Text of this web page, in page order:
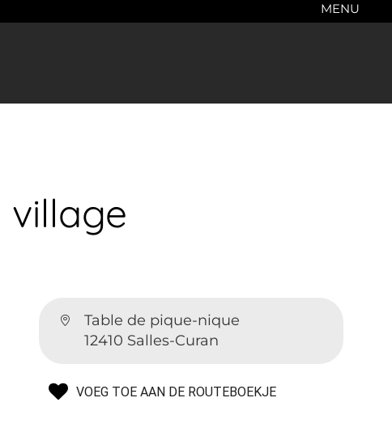
MENU
village
Table de pique-nique
12410 Salles-Curan
VOEG TOE AAN DE ROUTEBOEKJE